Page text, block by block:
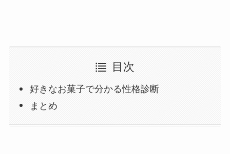
目次
好きなお菓子で分かる性格診断
まとめ